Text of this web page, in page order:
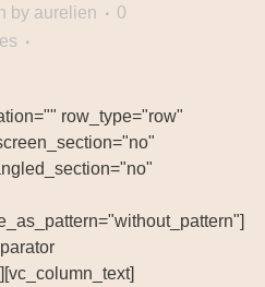
by aurelien
0
row_type="row"